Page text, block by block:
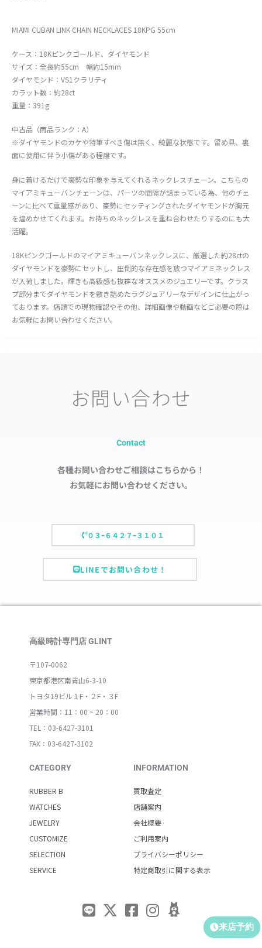
MIAMI CUBAN LINK CHAIN NECKLACES 18KPG 55cm
ケース：18Kピンクゴールド、ダイヤモンド
サイズ：全長約55cm 幅約15mm
ダイヤモンド：VS1クラリティ
カラット数：約28ct
重量：391g
中古品（商品ランク：A）
※ダイヤモンドのカケや特筆すべき傷は無く、綺麗な状態です。留め具、裏
面に使用に伴う小傷がある程度です。
身に着けるだけで豪勢な印象を与えてくれるネックレスチェーン。こちらの
マイアミキューバンチェーンは、パーツの間隔が詰まっている為、他のチェ
ーンに比べて重量感があり、豪勢にセッティングされたダイヤモンドが胸元
を煌めかせてくれます。お持ちのネックレスを重ね合わせたりするのにも大
活躍。
18Kピンクゴールドのマイアミキューバンネックレスに、厳選した約28ctの
ダイヤモンドを豪勢にセットし、圧倒的な存在感を放つマイアミネックレス
が入荷しました。輝きも高級感も抜群なオススメのジュエリーです。クラス
プ部分までダイヤモンドを敷き詰めたラグジュアリーなデザインに仕上がっ
ております。店頭での現物確認やその他、詳細画像や動画などご必要の際は
お気軽にお問い合わせください。
お問い合わせ
Contact
各種お問い合わせご相談はこちらから！
お気軽にお問い合わせください。
０３ｰ６４２７ｰ３１０１
LINEでお問い合わせ！
高級時計専門店 GLINT
〒107-0062
東京都港区南青山6-3-10
トヨタ19ビル１F・２F・３F
営業時間：11：00 ~ 20：00
TEL：03-6427-3101
FAX：03-6427-3102
CATEGORY
RUBBER B
WATCHES
JEWELRY
CUSTOMIZE
SELECTION
SERVICE
INFORMATION
買取査定
店舗案内
会社概要
ご利用案内
プライバシーポリシー
特定商取引に関する表示
来店予約